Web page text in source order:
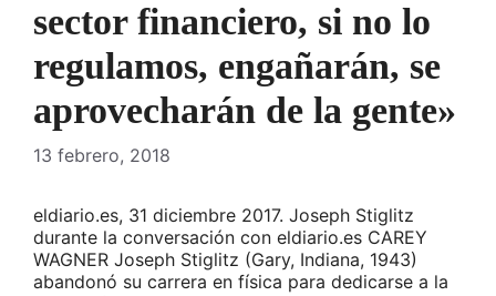
sector financiero, si no lo
regulamos, engañarán, se
aprovecharán de la gente»
13 febrero, 2018
eldiario.es, 31 diciembre 2017. Joseph Stiglitz
durante la conversación con eldiario.es CAREY
WAGNER Joseph Stiglitz (Gary, Indiana, 1943)
abandonó su carrera en física para dedicarse a la